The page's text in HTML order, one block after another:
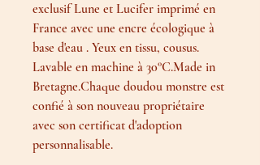
exclusif Lune et Lucifer imprimé en
France avec une encre écologique à
base d'eau . Yeux en tissu, cousus.
Lavable en machine à 30°C.Made in
Bretagne.Chaque doudou monstre est
confié à son nouveau propriétaire
avec son certificat d'adoption
personnalisable.